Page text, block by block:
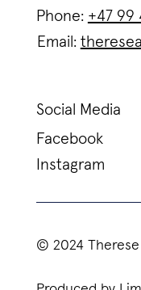
© 2024
Phone: +47 99
Email:
Social Media
Facebook
Instagram